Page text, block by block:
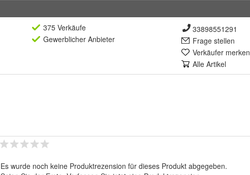
375 Verkäufe
Gewerblicher Anbieter
33898551291
Frage stellen
Verkäufer merken
Alle Artikel
Es wurde noch keine Produktrezension für dieses Produkt abgegeben.